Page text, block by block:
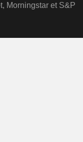
Morningstar et S&P